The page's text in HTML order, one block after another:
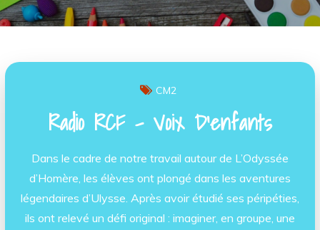
CM2
Radio RCF – Voix D’enfants
Dans le cadre de notre travail autour de L’Odyssée
d’Homère, les élèves ont plongé dans les aventures
légendaires d’Ulysse. Après avoir étudié ses péripéties,
ils ont relevé un défi original : imaginer, en groupe, une